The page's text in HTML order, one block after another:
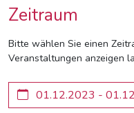
Zeitraum
Bitte wählen Sie einen
Veranstaltungen anzeigen